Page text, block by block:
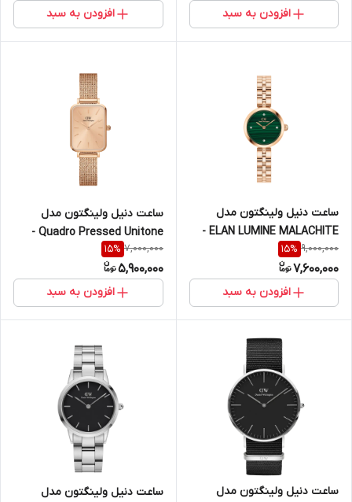
افزودن به سبد افزودن به سبد
ساعت دنیل ولینگتون مدل
ELAN LUMINE MALACHITE -
رزگلد (زنانه)
9,000,000
15%
7,600,000
افزودن به سبد
ساعت دنیل ولینگتون مدل
Quadro Pressed Unitone -
فول رزگلد (زنانه)
7,000,000
15%
5,900,000
افزودن به سبد
ساعت دنیل ولینگتون مدل ساعت دنیل ولینگتون مدل